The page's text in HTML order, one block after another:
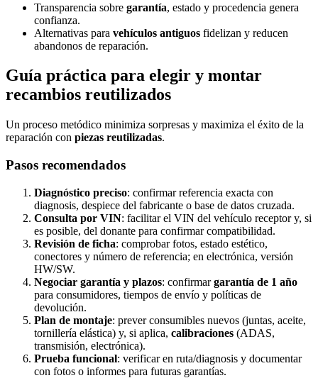
Transparencia sobre garantía, estado y procedencia genera
confianza.
Alternativas para vehículos antiguos fidelizan y reducen
abandonos de reparación.
Guía práctica para elegir y montar
recambios reutilizados
Un proceso metódico minimiza sorpresas y maximiza el éxito de la
reparación con piezas reutilizadas.
Pasos recomendados
Diagnóstico preciso: confirmar referencia exacta con
diagnosis, despiece del fabricante o base de datos cruzada.
Consulta por VIN: facilitar el VIN del vehículo receptor y, si
es posible, del donante para confirmar compatibilidad.
Revisión de ficha: comprobar fotos, estado estético,
conectores y número de referencia; en electrónica, versión
HW/SW.
Negociar garantía y plazos: confirmargarantía de 1 año
para consumidores, tiempos de envío y políticas de
devolución.
Plan de montaje: prever consumibles nuevos (juntas, aceite,
tornillería elástica) y, si aplica, calibraciones (ADAS,
transmisión, electrónica).
Prueba funcional: verificar en ruta/diagnosis y documentar
con fotos o informes para futuras garantías.